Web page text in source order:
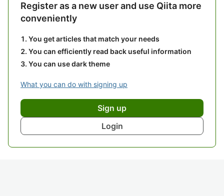
Register as a new user and use Qiita more
conveniently
You get articles that match your needs
You can efficiently read back useful information
You can use dark theme
What you can do with signing up
Sign up
Login